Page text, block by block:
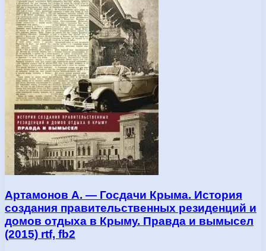
Артамонов А. — Госдачи Крыма. История
создания правительственных резиденций и
домов отдыха в Крыму. Правда и вымысел
(2015) rtf, fb2